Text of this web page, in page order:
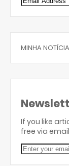
MINHA
If you like
free via